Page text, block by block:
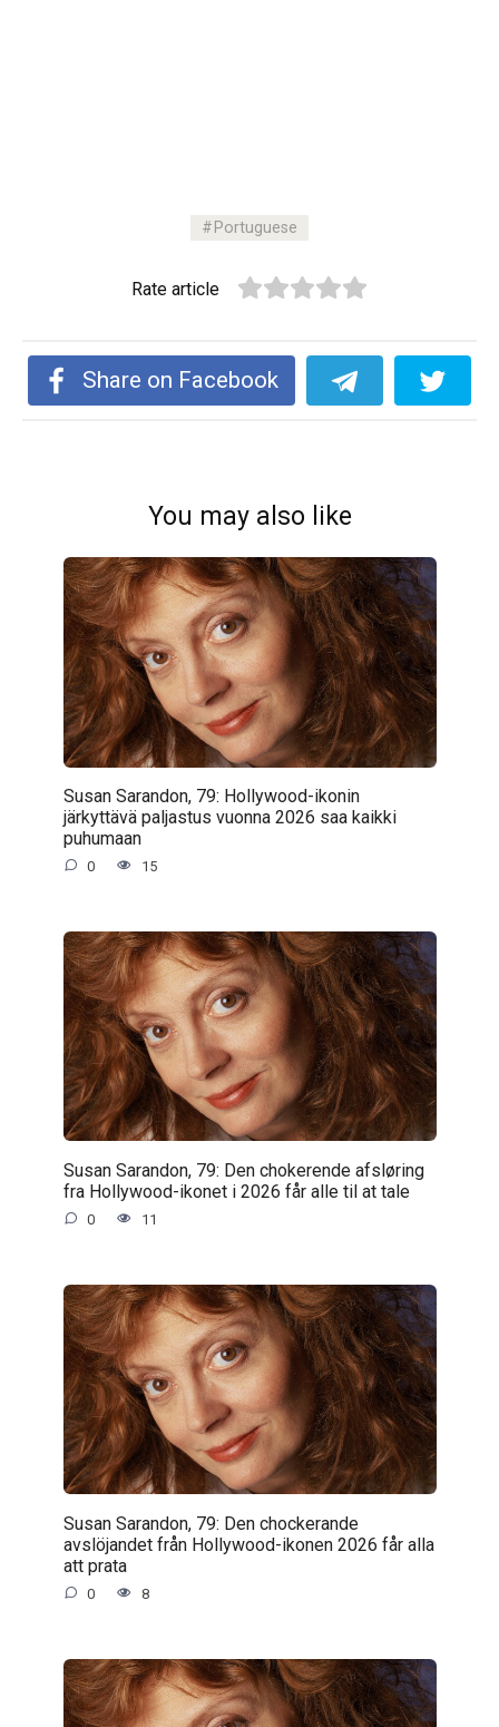
Portuguese
Rate article
Share on Facebook
You may also like
Susan Sarandon, 79: Hollywood-ikonin
järkyttävä paljastus vuonna 2026 saa kaikki
puhumaan
0 15
Susan Sarandon, 79: Den chokerende afsløring
fra Hollywood-ikonet i 2026 får alle til at tale
0 11
Susan Sarandon, 79: Den chockerande
avslöjandet från Hollywood-ikonen 2026 får alla
att prata
0 8